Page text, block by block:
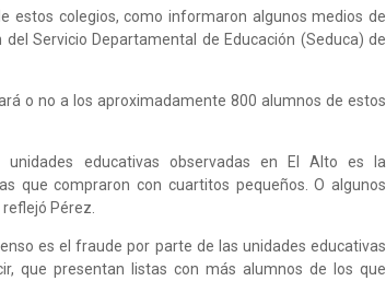
estos colegios, como informaron algunos medios de
Servicio Departamental de Educación (Seduca) de
o no a los aproximadamente 800 alumnos de estos
educativas observadas en El Alto es la
que compraron con cuartitos pequeños. O algunos
Pérez.
es el fraude por parte de las unidades educativas
que presentan listas con más alumnos de los que